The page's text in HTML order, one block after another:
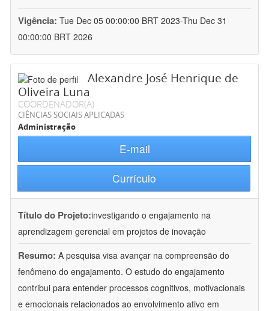
Vigência: Tue Dec 05 00:00:00 BRT 2023-Thu Dec 31
00:00:00 BRT 2026
Alexandre José Henrique de
Oliveira Luna
COORDENADOR(A)
CIÊNCIAS SOCIAIS APLICADAS
Administração
E-mail
Currículo
Título do Projeto:investigando o engajamento na
aprendizagem gerencial em projetos de inovação
Resumo: A pesquisa visa avançar na compreensão do
fenômeno do engajamento. O estudo do engajamento
contribui para entender processos cognitivos, motivacionais
e emocionais relacionados ao envolvimento ativo em